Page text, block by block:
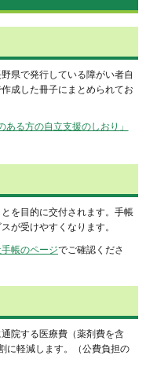
県で発行している障がい者自
成した冊子にまとめられてお
る方の自立支援のしおり」
を目的に交付されます。手帳
が受けやすくなります。
帳のページでご確認くださ
院する医療費（薬剤費を含
に軽減します。（公費負担の